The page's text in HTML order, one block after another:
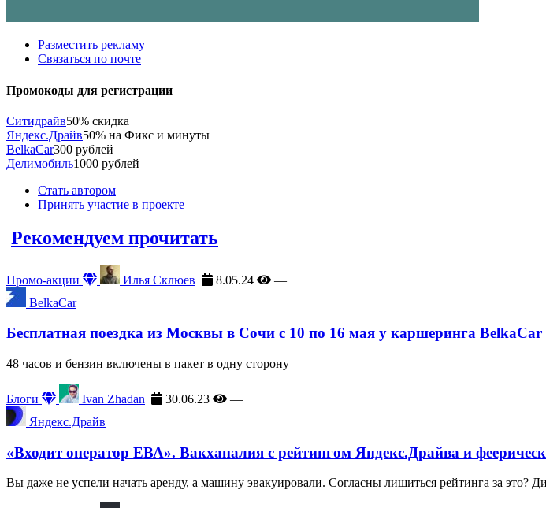
Разместить рекламу
Связаться по почте
Промокоды для регистрации
Ситидрайв50% скидка
Яндекс.Драйв50% на Фикс и минуты
BelkaCar300 рублей
Делимобиль1000 рублей
Стать автором
Принять участие в проекте
Рекомендуем прочитать
Промо-акции Илья Склюев 8.05.24
—
BelkaCar
Бесплатная поездка из Москвы в Сочи с 10 по 16 мая у каршеринга BelkaCar
48 часов и бензин включены в пакет в одну сторону
Блоги Ivan Zhadan 30.06.23
—
Яндекс.Драйв
«Входит оператор ЕВА». Вакханалия с рейтингом Яндекс.Драйва и
Вы даже не успели начать аренду, а машину эвакуировали. Согласны лишиться рейтинга за это?